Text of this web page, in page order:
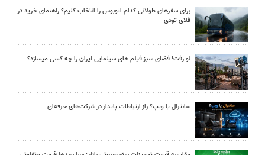
برای سفرهای طولانی کدام اتوبوس را انتخاب کنیم؟ راهنمای خرید در
فلای تودی
لو رفت! فضای سبز فیلم های سینمایی ایران را چه کسی میسازد؟
سانترال یا ویپ؟ راز ارتباطات پایدار در شرکت‌های حرفه‌ای